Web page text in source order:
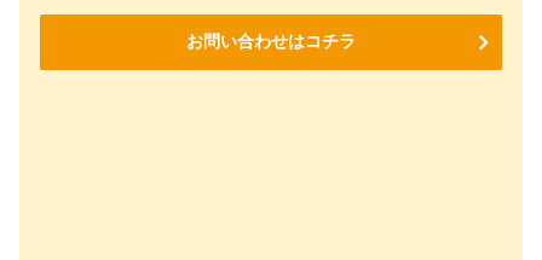
お問い合わせはコチラ